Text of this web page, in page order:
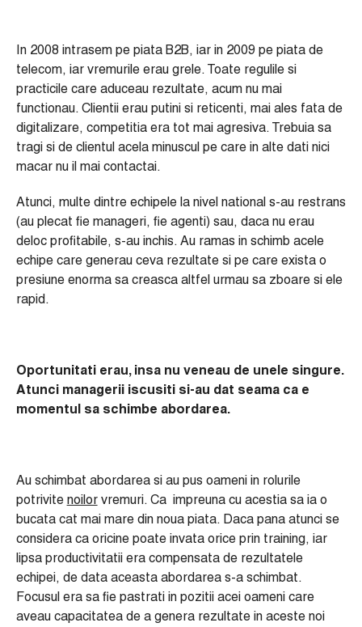
In 2008 intrasem pe piata B2B, iar in 2009 pe piata de
telecom, iar vremurile erau grele. Toate regulile si
practicile care aduceau rezultate, acum nu mai
functionau. Clientii erau putini si reticenti, mai ales fata de
digitalizare, competitia era tot mai agresiva. Trebuia sa
tragi si de clientul acela minuscul pe care in alte dati nici
macar nu il mai contactai.
Atunci, multe dintre echipele la nivel national s-au restrans
(au plecat fie manageri, fie agenti) sau, daca nu erau
deloc profitabile, s-au inchis. Au ramas in schimb acele
echipe care generau ceva rezultate si pe care exista o
presiune enorma sa creasca altfel urmau sa zboare si ele
rapid.
Oportunitati erau, insa nu veneau de unele singure.
Atunci managerii iscusiti si-au dat seama ca e
momentul sa schimbe abordarea.
Au schimbat abordarea si au pus oameni in rolurile
potrivite noilorvremuri. Ca impreuna cu acestia sa ia o
bucata cat mai mare din noua piata. Daca pana atunci se
considera ca oricine poate invata orice prin training, iar
lipsa productivitatii era compensata de rezultatele
echipei, de data aceasta abordarea s-a schimbat.
Focusul era sa fie pastrati in pozitii acei oameni care
aveau capacitatea de a genera rezultate in aceste noi